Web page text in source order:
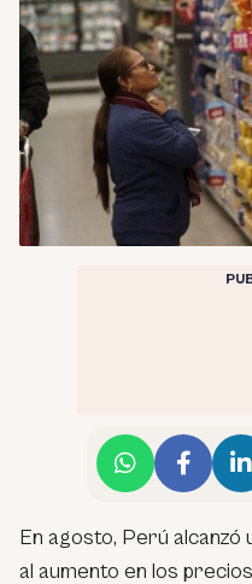
En agosto, Perú alcanzó
al aumento en los